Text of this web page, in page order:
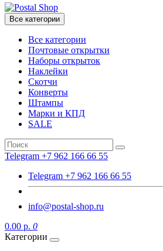
Все категории
Все категории
Почтовые открытки
Наборы открыток
Наклейки
Скотчи
Конверты
Штампы
Марки и КПД
SALE
Telegram +7 962 166 66 55
Telegram +7 962 166 66 55
info@postal-shop.ru
0.00 р. 0
Категории